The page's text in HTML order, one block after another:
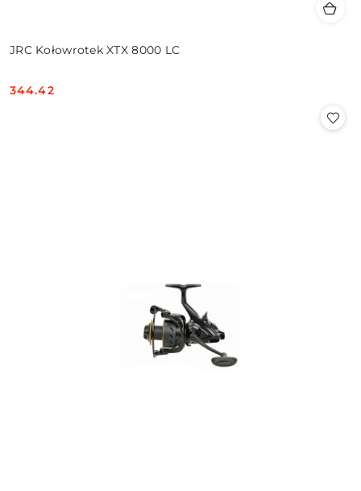
JRC Kołowrotek XTX 8000 LC
Cena:
344.42